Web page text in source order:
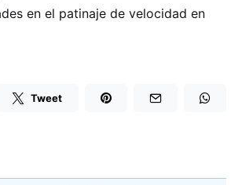
en el patinaje de velocidad en
Tweet